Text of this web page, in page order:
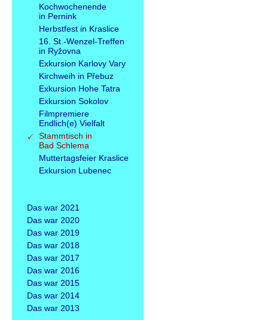
Kochwochenende
in Pernink
Herbstfest in Kraslice
16. St.-Wenzel-Treffen
in Ryžovna
Exkursion Karlovy Vary
Kirchweih in Přebuz
Exkursion Hohe Tatra
Exkursion Sokolov
Filmpremiere
Endlich(e) Vielfalt
Stammtisch in
Bad Schlema
Muttertagsfeier Kraslice
Exkursion Lubenec
Das war 2021
Das war 2020
Das war 2019
Das war 2018
Das war 2017
Das war 2016
Das war 2015
Das war 2014
Das war 2013